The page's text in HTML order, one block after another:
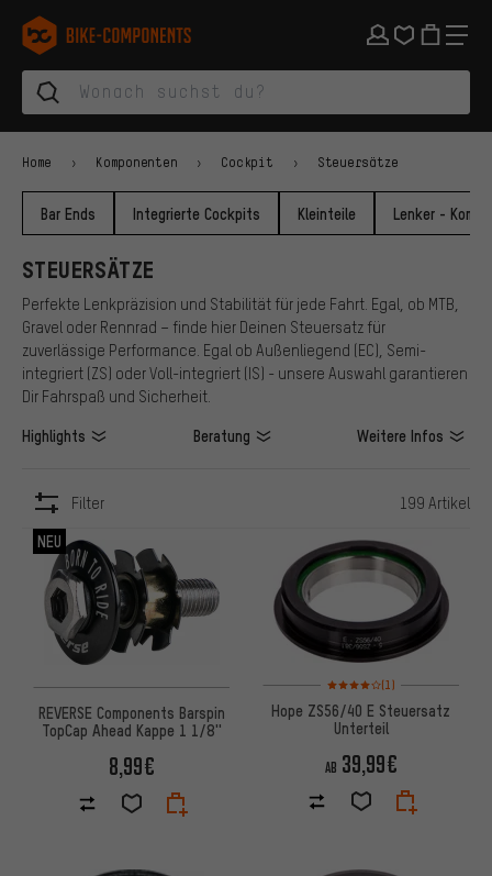
Zur Hauptnavigation springen
Zur Kategorienavigation springen
Zum Inhalt springen
Zu Marken und Newsletter springen
Zur Fußzeile springen
bike-components.de Startseite
Home Komponenten Cockpit Steuersätze
Bar Ends Integrierte Cockpits Kleinteile Lenker -
STEUERSÄTZE
Perfekte Lenkpräzision und Stabilität für jede Fahrt. Egal, ob MTB,
Gravel oder Rennrad – finde hier Deinen Steuersatz für
zuverlässige Performance. Egal ob Außenliegend (EC), Semi-
integriert (ZS) oder Voll-integriert (IS) - unsere Auswahl garantieren
Dir Fahrspaß und Sicherheit.
Highlights Beratung Weitere Infos
Filter 199 Artikel
ARTIKEL
NEU
REVERSE Components Barspin
TopCap Ahead Kappe 1 1/8''
8,99€
Bewertungen: 4 von 5
(1)
Hope ZS56/40 E Steuersatz
Unterteil
AB 39,99€